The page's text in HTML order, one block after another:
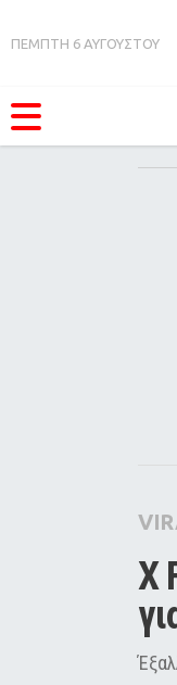
ΠΕΜΠΤΗ 6 ΑΥΓΟΥΣΤΟΥ
X